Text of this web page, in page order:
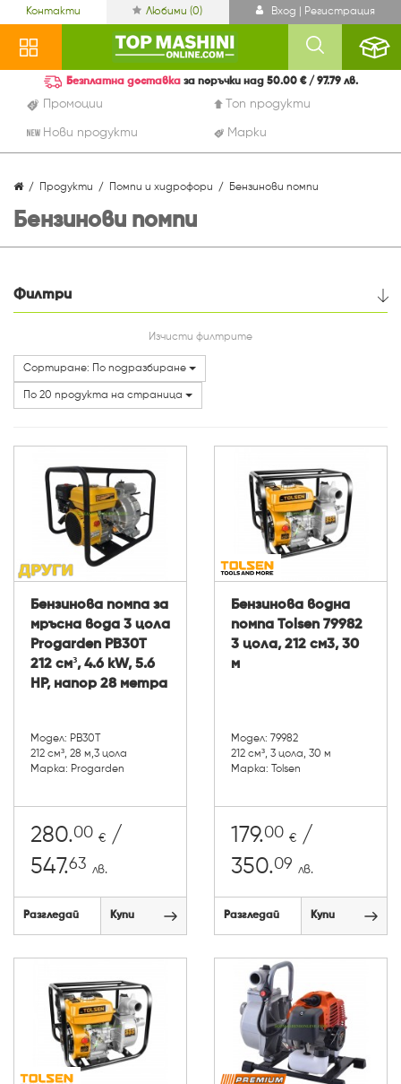
Контакти Любими (0) Вход | Регистрация
Промоции Топ продукти
Нови продукти Марки
Безплатна доставка за поръчки над 50.00 € / 97.79 лв.
Продукти Помпи и хидрофори Бензинови помпи
Бензинови помпи
Филтри
Марки
Изчисти филтрите
Сортиране: По подразбиране
По 20 продукта на страница
Бензинова помпа за
мръсна вода 3 цола
Progarden PB30T
212 см³, 4.6 kW, 5.6
НР, напор 28 метра
Модел: PB30T
212 см³, 28 м,3 цола
Марка: Progarden
280.00 € /
547.63 лв.
Разгледай Купи
Бензинова водна
помпа Tolsen 79982
3 цола, 212 см3, 30
м
Модел: 79982
212 см³, 3 цола, 30 м
Марка: Tolsen
179.00 € /
350.09 лв.
Разгледай Купи